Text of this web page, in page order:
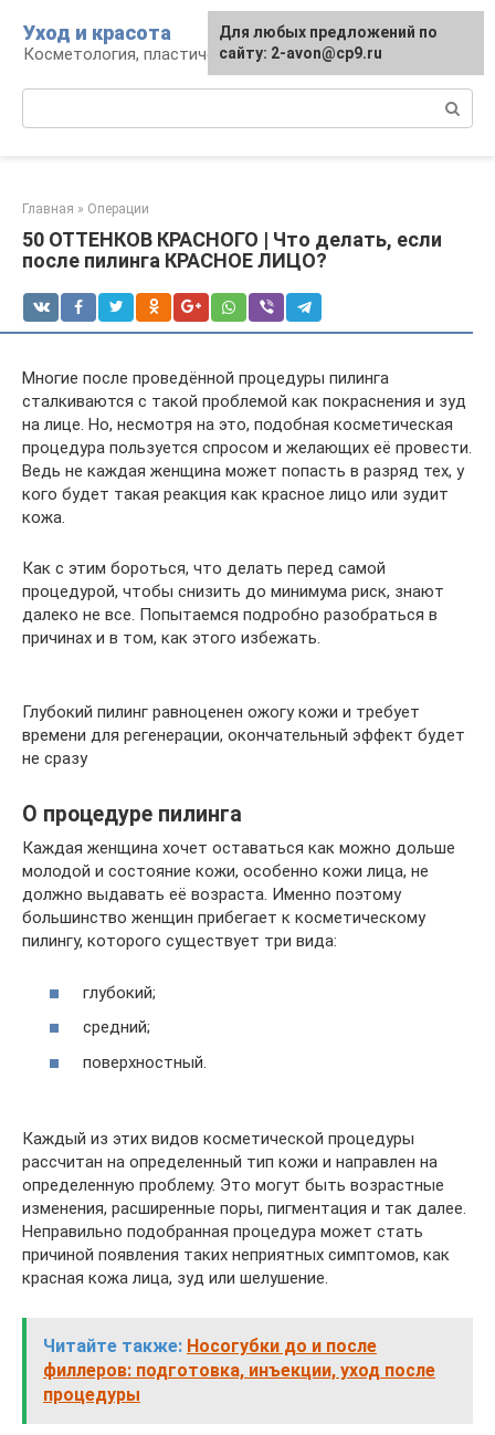
контенту
Уход и красота
Косметология, пластическая хирургия, уход
Главная » Операции
50 ОТТЕНКОВ КРАСНОГО | Что делать, если
после пилинга КРАСНОЕ ЛИЦО?
Многие после проведённой процедуры пилинга
сталкиваются с такой проблемой как покраснения и зуд
на лице. Но, несмотря на это, подобная косметическая
процедура пользуется спросом и желающих её провести.
Ведь не каждая женщина может попасть в разряд тех, у
кого будет такая реакция как красное лицо или зудит
кожа.
Как с этим бороться, что делать перед самой
процедурой, чтобы снизить до минимума риск, знают
далеко не все. Попытаемся подробно разобраться в
причинах и в том, как этого избежать.
Глубокий пилинг равноценен ожогу кожи и требует
времени для регенерации, окончательный эффект будет
не сразу
О процедуре пилинга
Каждая женщина хочет оставаться как можно дольше
молодой и состояние кожи, особенно кожи лица, не
должно выдавать её возраста. Именно поэтому
большинство женщин прибегает к косметическому
пилингу, которого существует три вида:
глубокий;
средний;
поверхностный.
Каждый из этих видов косметической процедуры
рассчитан на определенный тип кожи и направлен на
определенную проблему. Это могут быть возрастные
изменения, расширенные поры, пигментация и так далее.
Неправильно подобранная процедура может стать
причиной появления таких неприятных симптомов, как
красная кожа лица, зуд или шелушение.
Читайте также: Носогубки до и после
филлеров: подготовка, инъекции, уход после
процедуры
Для любых предложений по
сайту: 2-avon@cp9.ru